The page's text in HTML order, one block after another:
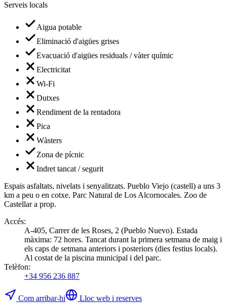
Serveis locals
Aigua potable
Eliminació d'aigües grises
Evacuació d'aigües residuals / vàter químic
Electricitat
Wi-Fi
Dutxes
Rendiment de la rentadora
Pica
Wàsters
Zona de pícnic
Indret tancat / segurit
Espais asfaltats, nivelats i senyalitzats. Pueblo Viejo (castell) a uns 3
km a peu o en cotxe. Parc Natural de Los Alcornocales. Zoo de
Castellar a prop.
Accés:
A-405, Carrer de les Roses, 2 (Pueblo Nuevo). Estada
màxima: 72 hores. Tancat durant la primera setmana de maig i
els caps de setmana anteriors i posteriors (dies festius locals).
Al costat de la piscina municipal i del parc.
Telèfon:
+34 956 236 887
Com arribar-hi
Lloc web i reserves